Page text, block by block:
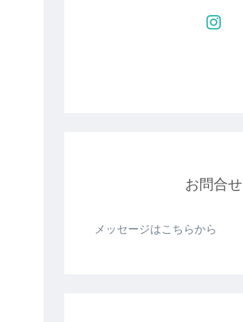
お問合せ
メッセージはこちらから